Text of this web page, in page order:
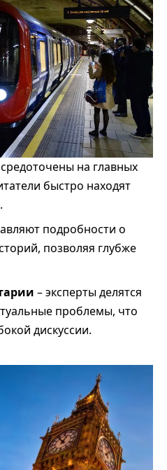
на главных
быстро находят
подробности о
позволяя глубже
– эксперты делятся
проблемы, что
дискуссии.